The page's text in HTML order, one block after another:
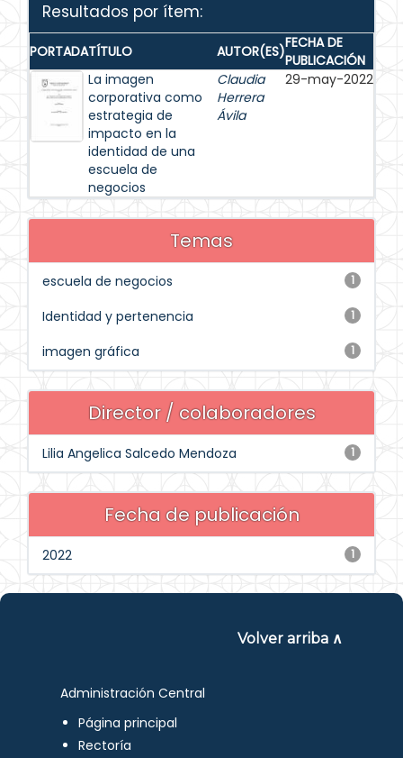
Resultados por ítem:
PORTADATÍTULO AUTOR(ES)FECHA DE
PUBLICACIÓN
La imagen
corporativa como
estrategia de
impacto en la
identidad de una
escuela de
negocios
Claudia
Herrera
Ávila
29-may-2022
Temas
1
escuela de negocios
1
Identidad y pertenencia
1
imagen gráfica
Director / colaboradores
1
Lilia Angelica Salcedo Mendoza
Fecha de publicación
1
2022
Volver arriba ∧
Administración Central
Página principal
Rectoría